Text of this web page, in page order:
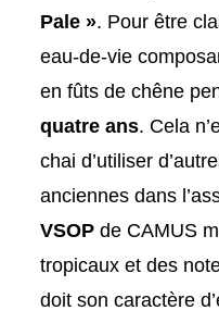
Pale ». Pour être
eau-de-vie
en fûts de chêne
quatre ans. Cela
chai d’utiliser
anciennes dans
VSOP de CAMUS
tropicaux et des
doit son caractère